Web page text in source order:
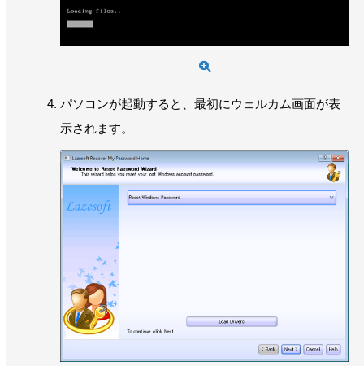
パソコンが起動すると、最初にウェルカム画面が表
示されます。